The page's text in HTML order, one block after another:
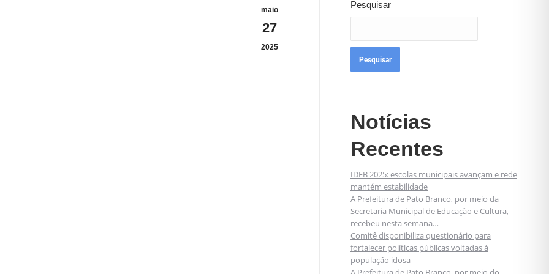
maio
27
2025
Pesquisar
Pesquisar
Notícias
Recentes
IDEB 2025: escolas municipais avançam e rede
mantém estabilidade
A Prefeitura de Pato Branco, por meio da
Secretaria Municipal de Educação e Cultura,
recebeu nesta semana…
Comitê disponibiliza questionário para
fortalecer políticas públicas voltadas à
população idosa